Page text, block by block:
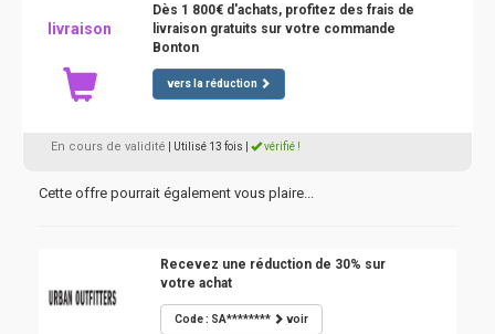
livraison
Dès 1 800€ d'achats, profitez des frais de
livraison gratuits sur votre commande
Bonton
vers la réduction
En cours de validité | Utilisé 13 fois vérifié !
Cette offre pourrait également vous plaire...
Recevez une réduction de 30% sur
votre achat
Code : SA******** voir